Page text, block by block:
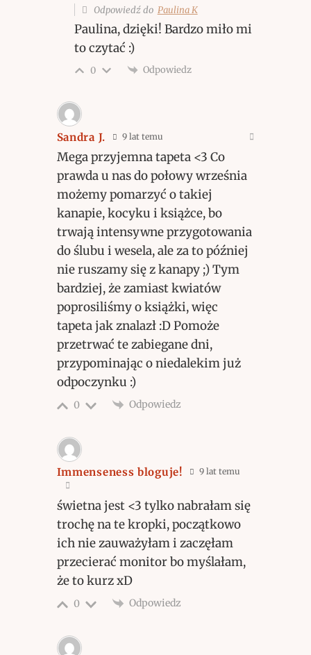
Odpowiedź do Paulina K
Paulina, dzięki! Bardzo miło mi
to czytać :)
0 Odpowiedz
Sandra J. 9 lat temu
Mega przyjemna tapeta <3 Co
prawda u nas do połowy września
możemy pomarzyć o takiej
kanapie, kocyku i książce, bo
trwają intensywne przygotowania
do ślubu i wesela, ale za to później
nie ruszamy się z kanapy ;) Tym
bardziej, że zamiast kwiatów
poprosiliśmy o książki, więc
tapeta jak znalazł :D Pomoże
przetrwać te zabiegane dni,
przypominając o niedalekim już
odpoczynku :)
0 Odpowiedz
Immenseness bloguje! 9 lat temu
świetna jest <3 tylko nabrałam się
trochę na te kropki, początkowo
ich nie zauważyłam i zaczęłam
przecierać monitor bo myślałam,
że to kurz xD
0 Odpowiedz